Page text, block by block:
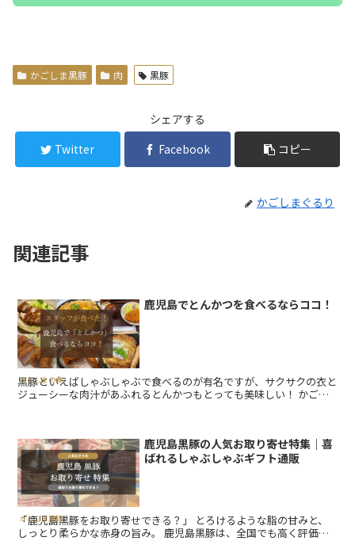
かごしま黒豚 肉 黒豚
シェアする
Twitter
Facebook コピー
かごしまぐるり
関連記事
かごしまの食
鹿児島でとんかつを食べるならココ！
黒豚といえばしゃぶしゃぶで食べるのが有名ですが、サクサクの衣と
ジューシーな肉汁があふれるとんかつもとっても美味しい！ かごし
かごしま黒豚
鹿児島黒豚の人気お取り寄せ特集｜喜
ばれるしゃぶしゃぶギフト通販
「鹿児島黒豚をお取り寄せできる？」 とろけるような脂の甘みと、
しっとり柔らかな赤身の旨み。 鹿児島黒豚は、全国でも高く評価さ